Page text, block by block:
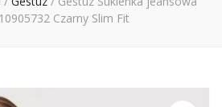
Czarny Slim Fit